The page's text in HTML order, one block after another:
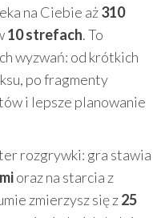
na Ciebie aż310
10 strefach. To
wyzwań: od krótkich
po fragmenty
i lepsze planowanie
rozgrywki: gra stawia
oraz na starcia z
zmierzysz się z25